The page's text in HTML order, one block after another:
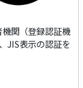
関（登録認証機
JIS表示の認証を